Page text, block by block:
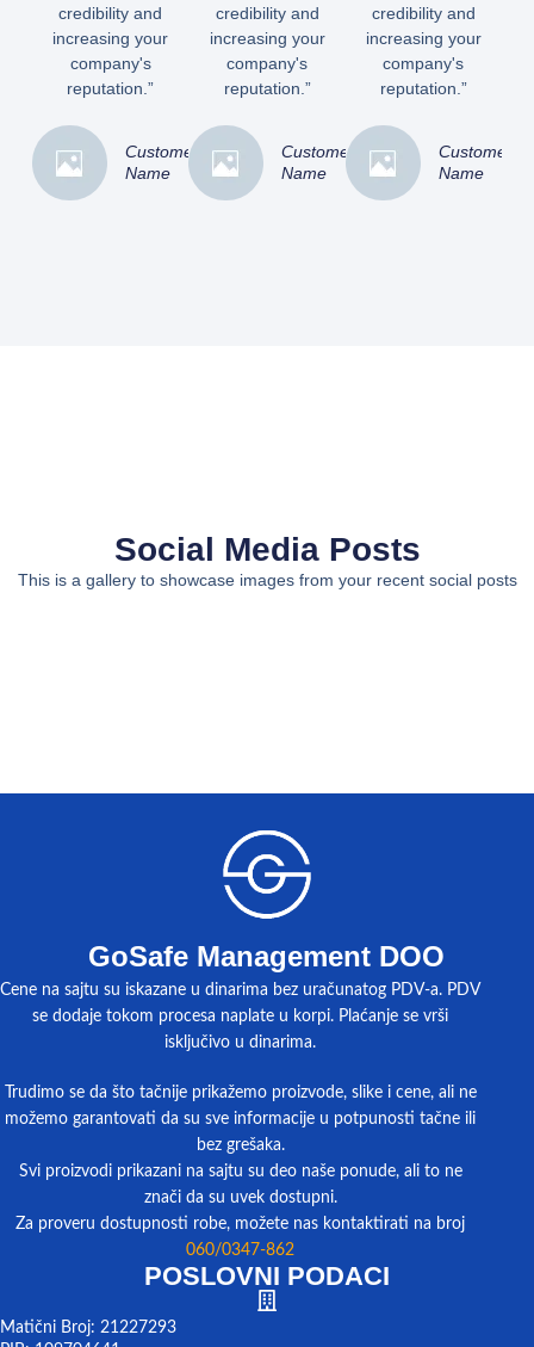
credibility and
increasing your
company's
reputation.”
Customer
Name
credibility and
increasing your
company's
reputation.”
Customer
Name
credibility and
increasing your
company's
reputation.”
Customer
Name
Social Media Posts
This is a gallery to showcase images from your recent social posts
GoSafe Management DOO
Cene na sajtu su iskazane u dinarima bez uračunatog PDV-a. PDV
se dodaje tokom procesa naplate u korpi. Plaćanje se vrši
isključivo u dinarima.
Trudimo se da što tačnije prikažemo proizvode, slike i cene, ali ne
možemo garantovati da su sve informacije u potpunosti tačne ili
bez grešaka.
Svi proizvodi prikazani na sajtu su deo naše ponude, ali to ne
znači da su uvek dostupni.
Za proveru dostupnosti robe, možete nas kontaktirati na broj
060/0347-862
POSLOVNI PODACI
Matični Broj: 21227293